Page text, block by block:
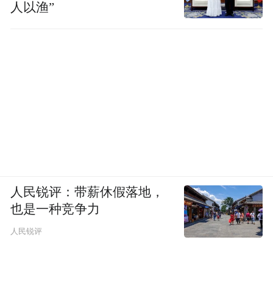
人以渔”
人民锐评：带薪休假落地，
也是一种竞争力
人民锐评